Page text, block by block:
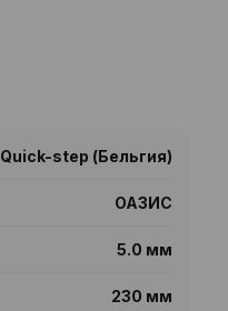
Quick-step (Бельгия)
ОАЗИС
5.0 мм
230 мм